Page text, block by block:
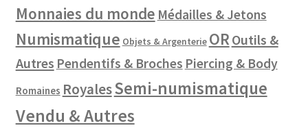
Monnaies du monde Médailles & Jetons
Numismatique Objets & Argenterie OR Outils &
Autres Pendentifs & Broches Piercing & Body
Romaines RoyalesSemi-numismatique
Vendu & Autres